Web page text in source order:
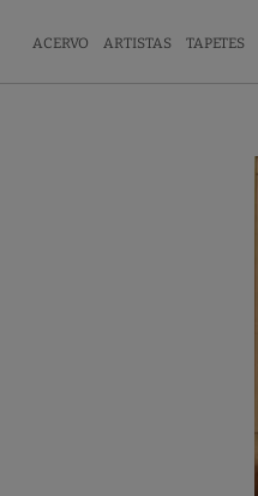
ACERVO ARTISTAS TAPETES